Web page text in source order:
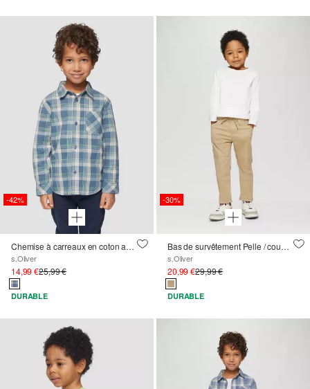
-42%
Chemise à carreaux en coton aspect lin
s.Oliver
14,99 €25,99 €
DURABLE
-30%
Bas de survêtement Pelle / coupe régulière / taille moyenne / jambe droite
s.Oliver
20,99 €29,99 €
DURABLE